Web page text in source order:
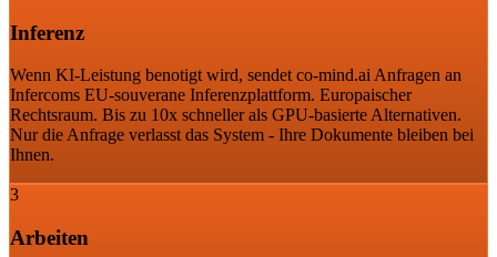
Inferenz
Wenn KI-Leistung benotigt wird, sendet co-mind.ai Anfragen an
Infercoms EU-souverane Inferenzplattform. Europaischer
Rechtsraum. Bis zu 10x schneller als GPU-basierte Alternativen.
Nur die Anfrage verlasst das System - Ihre Dokumente bleiben bei
Ihnen.
3
Arbeiten